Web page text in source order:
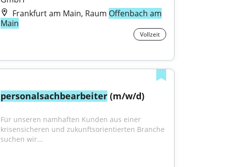
Frankfurt am Main, Raum Offenbach am
Main
Vollzeit
personalsachbearbeiter (m/w/d)
Für unseren namhaften Kunden aus einer
krisensicheren und zukunftsorientierten Branche
suchen wir...